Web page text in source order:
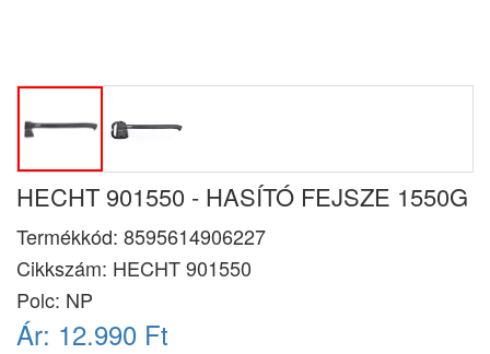
HECHT 901550 - HASÍTÓ FEJSZE 1550G
Termékkód: 8595614906227
Cikkszám: HECHT 901550
Polc: NP
Ár: 12.990 Ft